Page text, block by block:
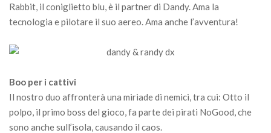
Rabbit, il coniglietto blu, è il partner di Dandy. Ama la
tecnologia e pilotare il suo aereo. Ama anche l’avventura!
Boo per i cattivi
Il nostro duo affronterà una miriade di nemici, tra cui: Otto il
polpo, il primo boss del gioco, fa parte dei pirati NoGood, che
sono anche sull’isola, causando il caos.